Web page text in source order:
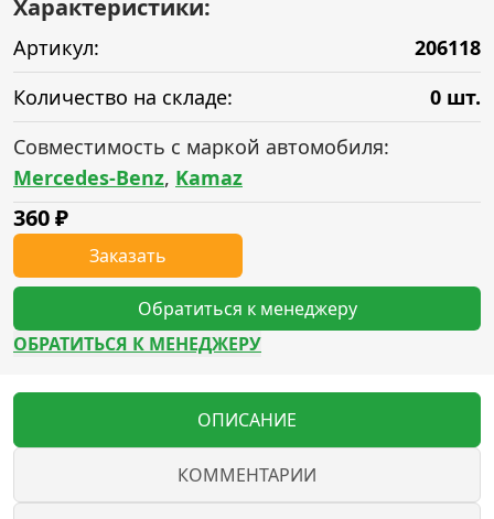
Характеристики:
Артикул:
206118
Количество на складе:
0 шт.
Совместимость с маркой автомобиля:
Mercedes-Benz, Kamaz
360₽
Заказать
Обратиться к менеджеру
ОБРАТИТЬСЯ К МЕНЕДЖЕРУ
ОПИСАНИЕ
КОММЕНТАРИИ